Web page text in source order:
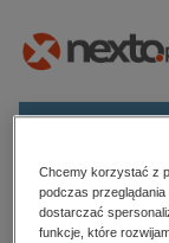
Kategorie
Zobacz
Strona główna
Chcemy korzystać z
podczas przeglądania
dostarczać
funkcje, które